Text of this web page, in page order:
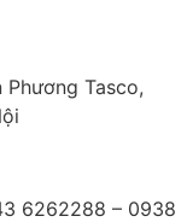
Tasco,
6262288 – 0938